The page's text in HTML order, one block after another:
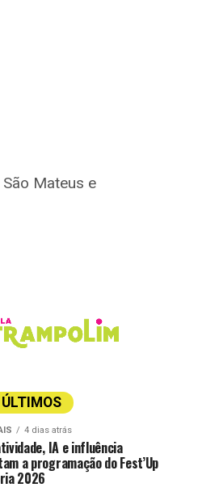
Mateus e
ÚLTIMOS
4 dias atrás
IA e influência
a programação do Fest’Up
2026